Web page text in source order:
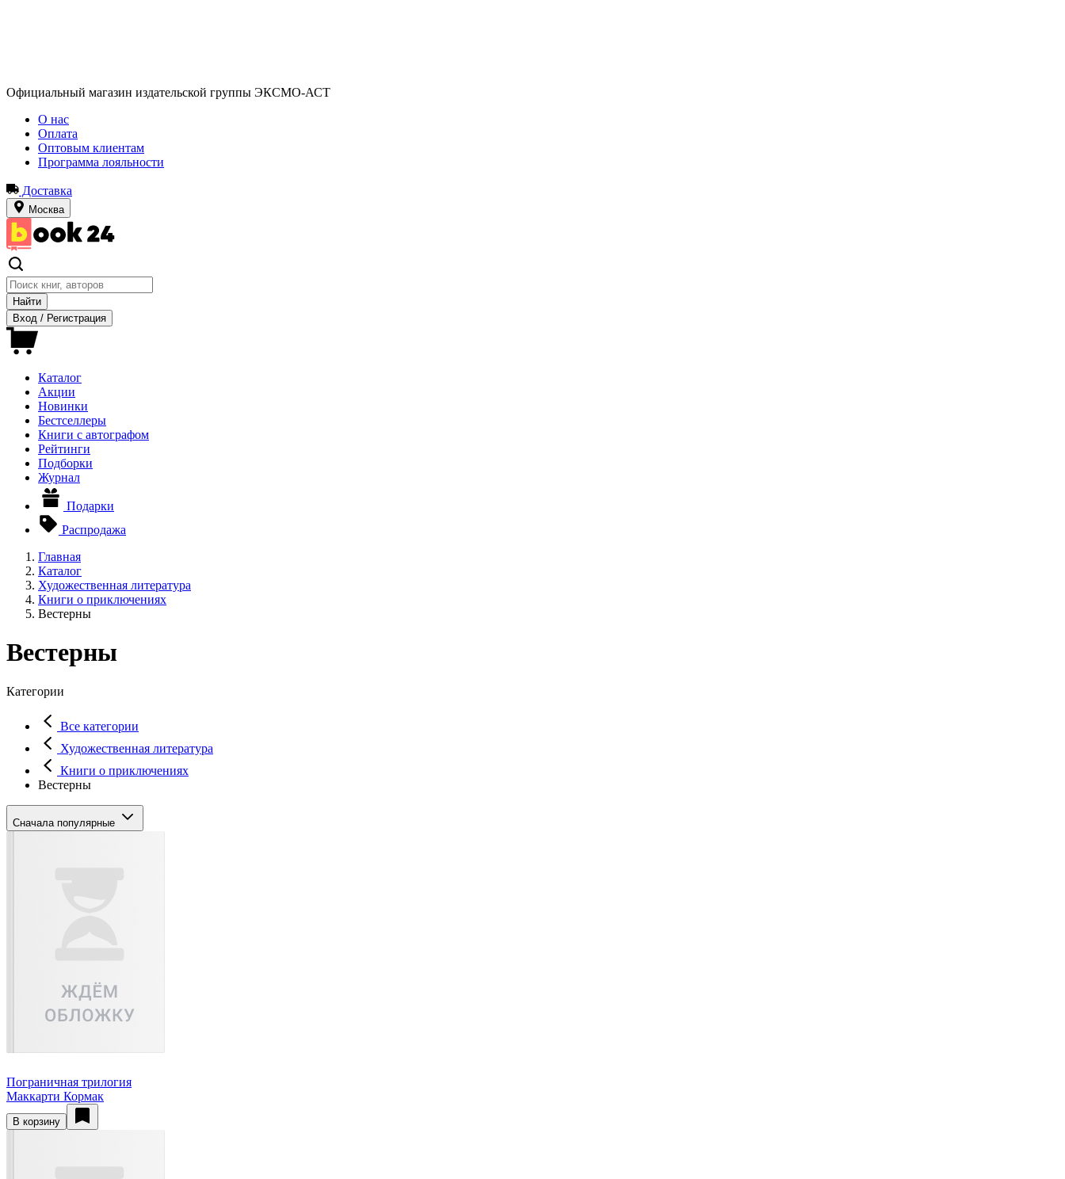
Официальный магазин издательской группы ЭКСМО-АСТ
О нас
Оплата
Оптовым клиентам
Программа лояльности
Доставка
Москва
Найти
Вход / Регистрация
Каталог
Акции
Новинки
Бестселлеры
Книги с автографом
Рейтинги
Подборки
Журнал
Подарки
Распродажа
Главная
Каталог
Художественная литература
Книги о приключениях
Вестерны
Вестерны
Категории
Все категории
Художественная литература
Книги о приключениях
Вестерны
Сначала популярные
Пограничная трилогия
Маккарти Кормак
В корзину